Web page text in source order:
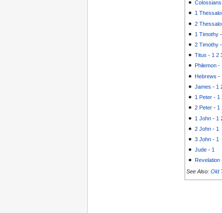
Colossians
1
2
1 Timothy
2 Timothy
Titus - 1 2
Philemon -
Hebrews -
James - 1
1 Peter - 1
2 Peter - 1
1 John - 1
2 John - 1
3 John - 1
Jude - 1
Revelation
See Also: Old